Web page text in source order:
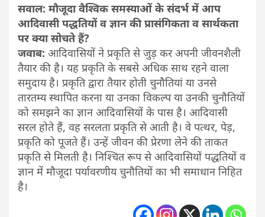
सवाल: मौजूदा वैश्विक समस्याओं के संदर्भ में आप
आदिवासी पद्धतियों व ज्ञान की प्रासंगिकता व सार्थकता
पर क्या सोचते हैं?
जवाब: आदिवासियों ने प्रकृति से जुड़ कर अपनी जीवनशैली
तैयार की है। यह प्रकृति के सबसे अधिक साथ रहने वाला
समुदाय है। प्रकृति द्वारा तैयार होती चुनौतियां या उनसे
तारतम्य स्थापित करना या उनका विकल्प या उनकी चुनौतियों
को समझने का ज्ञान आदिवासियों के पास है। आदिवासी
सरल होते हैं, वह सरलता प्रकृति से आती है। वे पत्थर, पेड़,
प्रकृति को पूजते हैं। उन्हें जीवन की प्रेरणा लेने की ताकत
प्रकृति से मिलती है। निश्चित रूप से आदिवासियों पद्धतियों व
ज्ञान में मौजूदा पर्यावरणीय चुनौतियों का भी समाधान निहित
है।